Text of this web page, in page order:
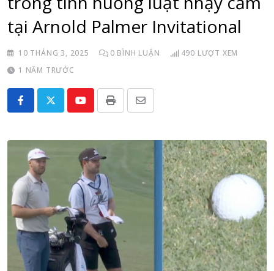
tại Arnold Palmer Invitational
10 THÁNG 3, 2025 0 BÌNH LUẬN 490 LƯỢT XEM
1 NĂM TRƯỚC
YoutubePrint
Share
Email